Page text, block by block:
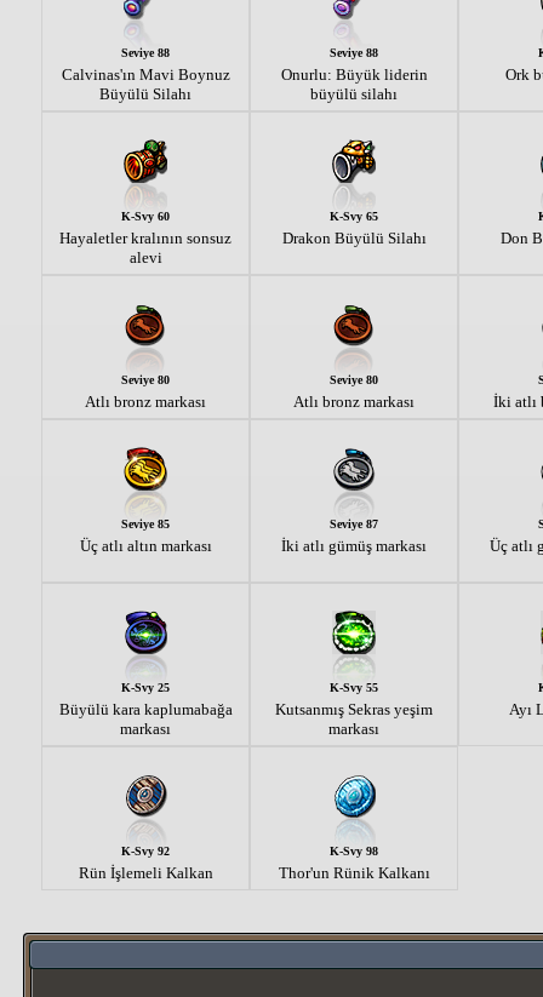
Seviye 88
Calvinas'ın Mavi Boynuz
Büyülü Silahı
Seviye 88
Onurlu: Büyük liderin
büyülü silahı
Ork
K-Svy 60
Hayaletler kralının sonsuz
alevi
K-Svy 65
Drakon Büyülü Silahı Don
Seviye 80
Atlı bronz markası
Seviye 80
Atlı bronz markası İki atlı
Seviye 85
Üç atlı altın markası
Seviye 87
İki atlı gümüş markası Üç atlı
K-Svy 25
Büyülü kara kaplumabağa
markası
K-Svy 55
Kutsanmış Sekras yeşim
markası
Ayı
K-Svy 92
Rün İşlemeli Kalkan
K-Svy 98
Thor'un Rünik Kalkanı